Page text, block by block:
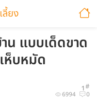
ลี้ยง
น แบบเด็ดขาด
ห็บหมัด
1#
6994 0